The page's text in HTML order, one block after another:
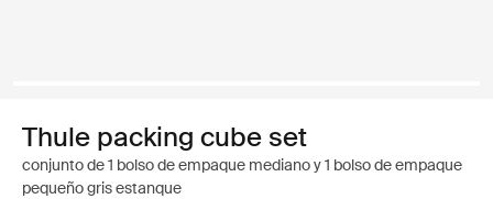
Thule packing cube set
conjunto de 1 bolso de empaque mediano y 1 bolso de empaque
pequeño gris estanque